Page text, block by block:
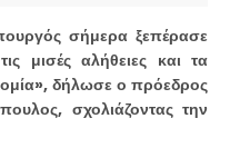
σήμερα ξεπέρασε
μισές αλήθειες και τα
δήλωσε ο πρόεδρος
σχολιάζοντας την